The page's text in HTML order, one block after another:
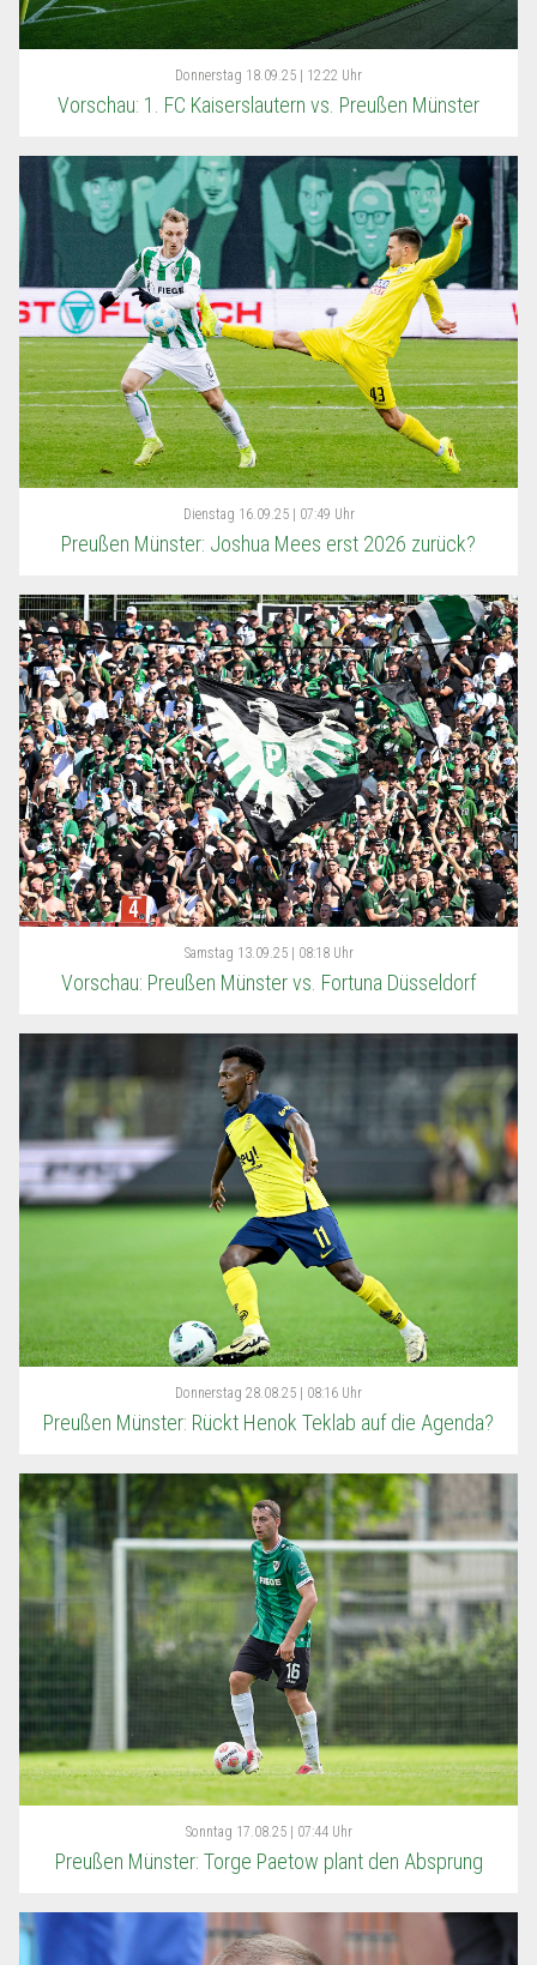
Donnerstag 18.09.25 | 12:22 Uhr
Vorschau: 1. FC Kaiserslautern vs. Preußen Münster
Dienstag 16.09.25 | 07:49 Uhr
Preußen Münster: Joshua Mees erst 2026 zurück?
Samstag 13.09.25 | 08:18 Uhr
Vorschau: Preußen Münster vs. Fortuna Düsseldorf
Donnerstag 28.08.25 | 08:16 Uhr
Preußen Münster: Rückt Henok Teklab auf die Agenda?
Sonntag 17.08.25 | 07:44 Uhr
Preußen Münster: Torge Paetow plant den Absprung